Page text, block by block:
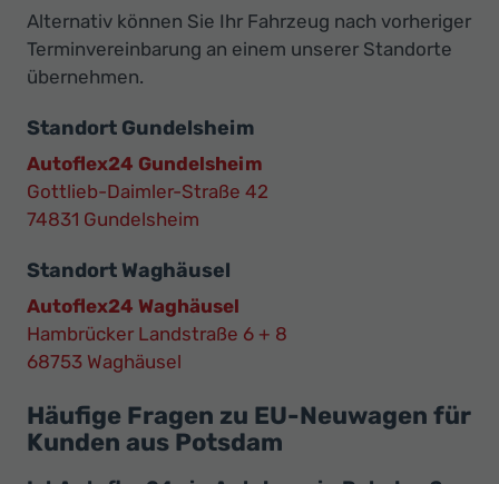
Alternativ können Sie Ihr Fahrzeug nach vorheriger
Terminvereinbarung an einem unserer Standorte
übernehmen.
Standort Gundelsheim
Autoflex24 Gundelsheim
Gottlieb-Daimler-Straße 42
74831 Gundelsheim
Standort Waghäusel
Autoflex24 Waghäusel
Hambrücker Landstraße 6 + 8
68753 Waghäusel
Häufige Fragen zu EU-Neuwagen für
Kunden aus Potsdam